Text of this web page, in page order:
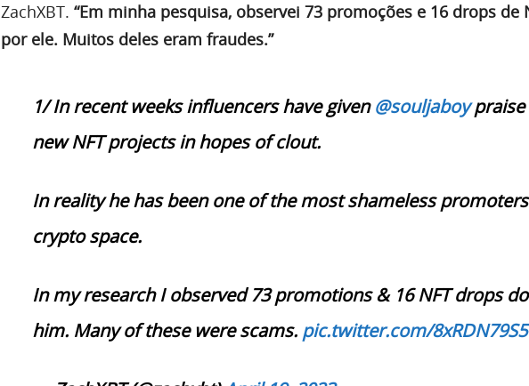
ZachXBT. “Em minha pesquisa, observei 73 promoções e 16 drops de
por ele. Muitos deles eram fraudes.”
1/ In recent weeks influencers have given@souljaboypraise
new NFT projects in hopes of clout.
In reality he has been one of the most shameless
crypto space.
In my research I observed 73 promotions & 16 NFT drops
him. Many of these were scams. pic.twitter.com/